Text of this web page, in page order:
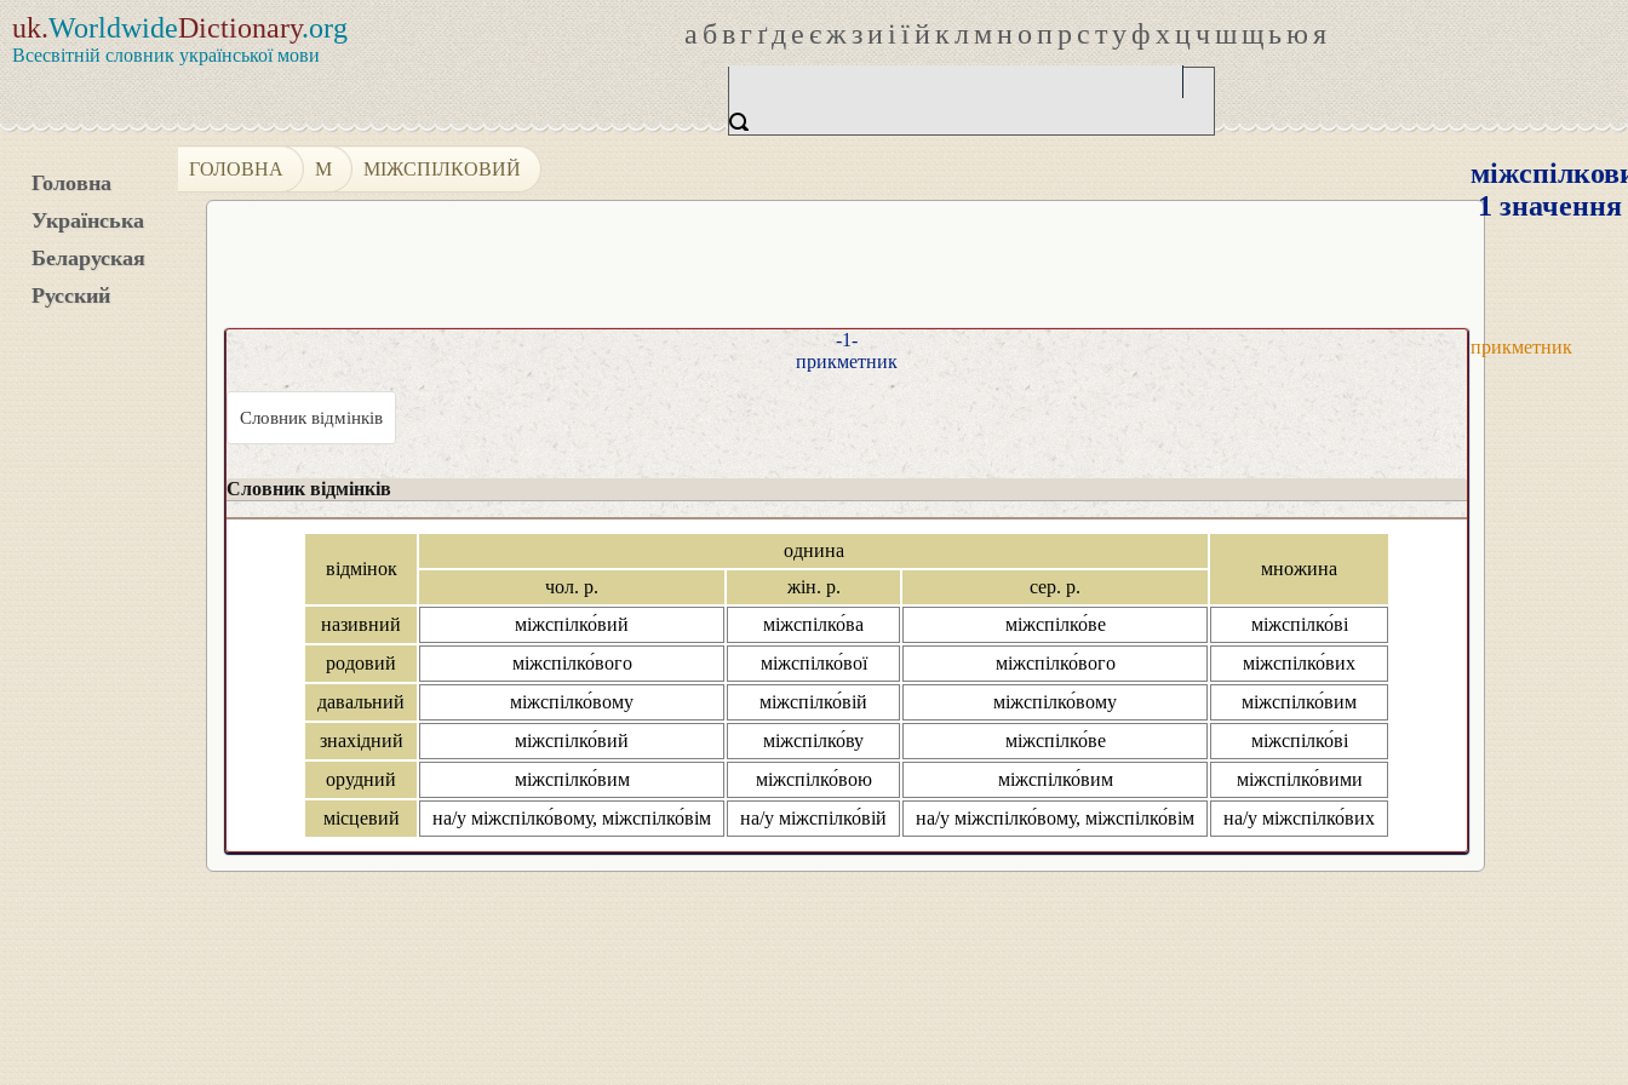
uk.WorldwideDictionary.org
Всесвітній словник української мови
абвгґдеєжзиіїйклмнопрстуфхцчшщьюя
Головна
Українська
Беларуская
Русский
ГОЛОВНА М МІЖСПІЛКОВИЙ
1 значення
прикметник
-1-
прикметник
Словник відмінків
Словник відмінків
відмінок
однина
множина
чол. р.
жін. р.
сер. р.
називний
міжспілко́вий міжспілко́ва міжспілко́ве
міжспілко́ві
родовий
міжспілко́вого міжспілко́вої міжспілко́вого
міжспілко́вих
давальний
міжспілко́вому міжспілко́вій міжспілко́вому
міжспілко́вим
знахідний
міжспілко́вий міжспілко́ву міжспілко́ве
міжспілко́ві
орудний
міжспілко́вим міжспілко́вою міжспілко́вим
міжспілко́вими
місцевий
на/у міжспілко́вому, міжспілко́вім на/у міжспілко́вій на/у міжспілко́вому, міжспілко́вім на/у міжспілко́вих